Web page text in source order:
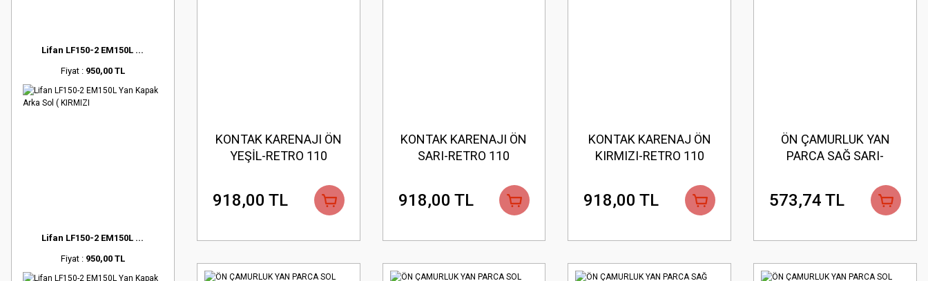
Lifan LF150-2 EM150L ...
Fiyat : 950,00 TL
Lifan LF150-2 EM150L ...
Fiyat : 950,00 TL
KONTAK KARENAJI ÖN
YEŞİL-RETRO 110
918,00 TL
KONTAK KARENAJI ÖN
SARI-RETRO 110
918,00 TL
KONTAK KARENAJ ÖN
KIRMIZI-RETRO 110
918,00 TL
ÖN ÇAMURLUK YAN
PARCA SAĞ SARI-
573,74 TL